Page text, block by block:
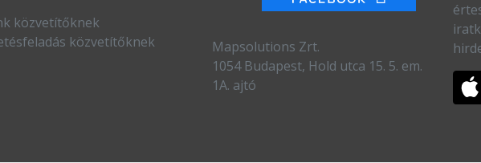
közvetítőknek
közvetítőknek
Mapsolutions Zrt.
1054 Budapest, Hold utca 15. 5. em.
1A. ajtó